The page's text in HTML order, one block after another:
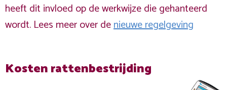
heeft dit invloed op de werkwijze die gehanteerd
wordt. Lees meer over denieuwe regelgeving
Kosten rattenbestrijding